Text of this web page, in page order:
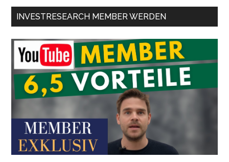
INVESTRESEARCH MEMBER WERDEN